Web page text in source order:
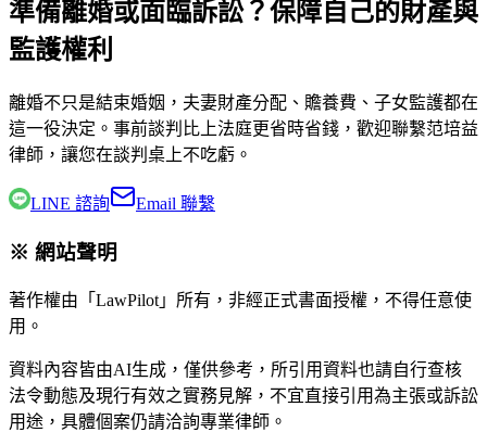
準備離婚或面臨訴訟？保障自己的財產與
監護權利
離婚不只是結束婚姻，夫妻財產分配、贍養費、子女監護都在
這一役決定。事前談判比上法庭更省時省錢，歡迎聯繫范培益
律師 ，讓您在談判桌上不吃虧。
LINE 諮詢 Email 聯繫
※ 網站聲明
著作權由「LawPilot」所有，非經正式書面授權，不得任意使
用。
資料內容皆由AI生成，僅供參考，所引用資料也請自行查核
法令動態及現行有效之實務見解，不宜直接引用為主張或訴訟
用途，具體個案仍請洽詢專業律師。